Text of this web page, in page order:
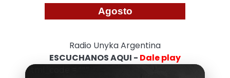
Agosto
Radio Unyka Argentina
ESCUCHANOS AQUI - Dale play